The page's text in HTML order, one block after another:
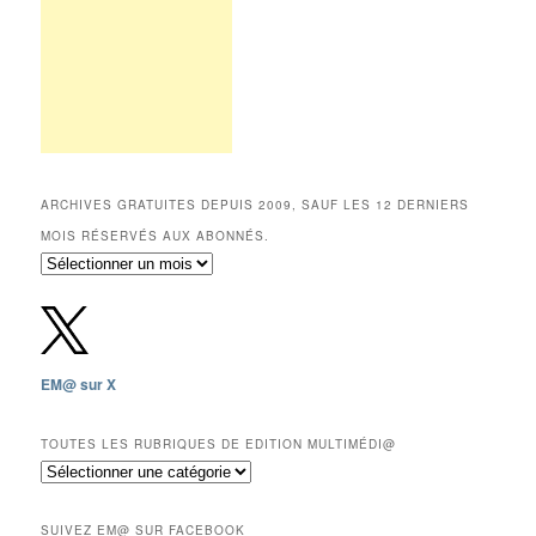
ARCHIVES GRATUITES DEPUIS 2009, SAUF LES 12 DERNIERS
MOIS RÉSERVÉS AUX ABONNÉS.
Archives
depuis
2009,
sauf
les
mois
réservés
aux
EM@ sur X
TOUTES LES RUBRIQUES DE EDITION MULTIMÉDI@
Toutes
SUIVEZ EM@ SUR FACEBOOK